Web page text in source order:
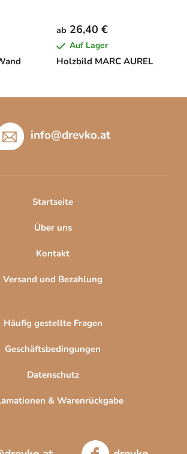
Holzbild MARC AUREL
ab 26,40 €
Auf Lager
info@drevko.at
Startseite
Über uns
Kontakt
Versand und Bezahlung
Häufig gestellte Fragen
Geschäftsbedingungen
Datenschutz
& Warenrückgabe